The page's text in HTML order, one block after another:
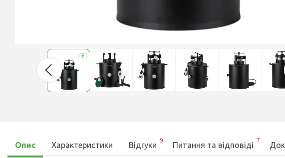
Опис Характеристики Відгуки
9
Питання та відповіді
7